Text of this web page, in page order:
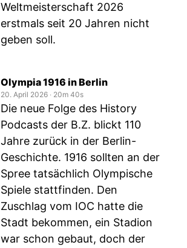
Weltmeisterschaft 2026
erstmals seit 20 Jahren nicht
geben soll.
Olympia 1916 in Berlin
20. April 2026 ‧ 20m 40s
Die neue Folge des History
Podcasts der B.Z. blickt 110
Jahre zurück in der Berlin-
Geschichte. 1916 sollten an der
Spree tatsächlich Olympische
Spiele stattfinden. Den
Zuschlag vom IOC hatte die
Stadt bekommen, ein Stadion
war schon gebaut, doch der